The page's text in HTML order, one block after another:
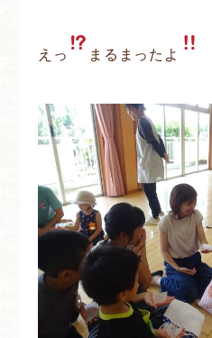
えっ まるまったよ